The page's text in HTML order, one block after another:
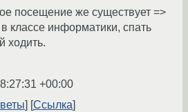
посещение же существует =>
классе информатики, спать
ходить.
+00:00
Ссылка